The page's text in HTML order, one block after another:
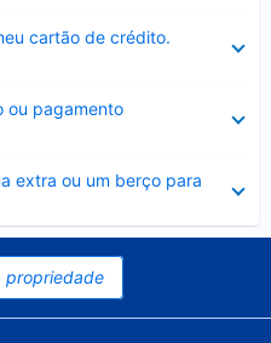
cartão de crédito.
ou pagamento
extra ou um berço para
propriedade